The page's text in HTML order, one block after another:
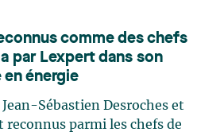
comme des chefs
par Lexpert dans son
énergie
Sébastien Desroches et
reconnus parmi les chefs de